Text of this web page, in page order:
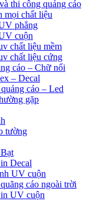
thi công quảng cáo
mọi chất liệu
phẳng
cuộn
chất liệu mềm
chất liệu cứng
cáo – Chữ nổi
– Decal
cáo – Led
gặp
tường
Decal
UV cuộn
cáo ngoài trời
UV cuộn